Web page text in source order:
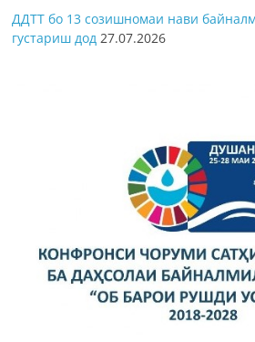
ДДТТ бо 13 созишномаи нави
густариш дод 27.07.2026